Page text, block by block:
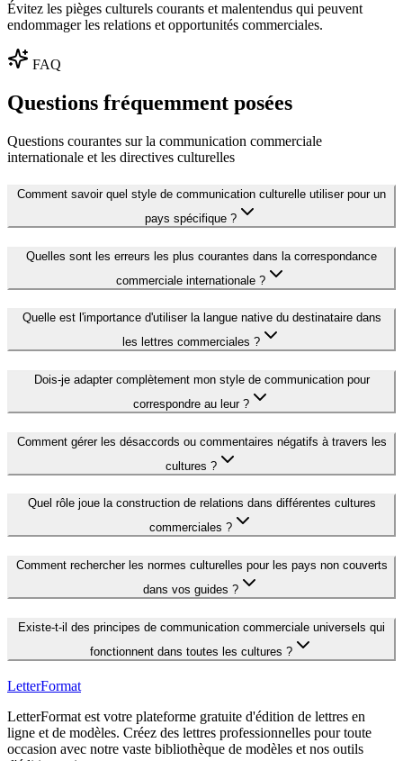
Évitez les pièges culturels courants et malentendus qui peuvent
endommager les relations et opportunités commerciales.
FAQ
Questions fréquemment posées
Questions courantes sur la communication commerciale
internationale et les directives culturelles
Comment savoir quel style de communication culturelle utiliser pour un
pays spécifique ?
Quelles sont les erreurs les plus courantes dans la correspondance
commerciale internationale ?
Quelle est l'importance d'utiliser la langue native du destinataire dans
les lettres commerciales ?
Dois-je adapter complètement mon style de communication pour
correspondre au leur ?
Comment gérer les désaccords ou commentaires négatifs à travers les
cultures ?
Quel rôle joue la construction de relations dans différentes cultures
commerciales ?
Comment rechercher les normes culturelles pour les pays non couverts
dans vos guides ?
Existe-t-il des principes de communication commerciale universels qui
fonctionnent dans toutes les cultures ?
LetterFormat
LetterFormat est votre plateforme gratuite d'édition de lettres en
ligne et de modèles. Créez des lettres professionnelles pour toute
occasion avec notre vaste bibliothèque de modèles et nos outils